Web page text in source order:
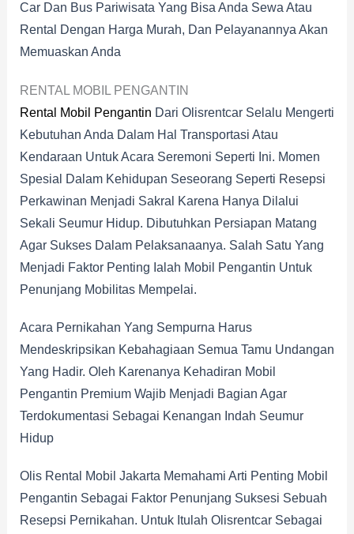
Car Dan Bus Pariwisata Yang Bisa Anda Sewa Atau
Rental Dengan Harga Murah, Dan Pelayanannya Akan
Memuaskan Anda
RENTAL MOBIL PENGANTIN
Rental Mobil Pengantin Dari Olisrentcar Selalu Mengerti
Kebutuhan Anda Dalam Hal Transportasi Atau
Kendaraan Untuk Acara Seremoni Seperti Ini. Momen
Spesial Dalam Kehidupan Seseorang Seperti Resepsi
Perkawinan Menjadi Sakral Karena Hanya Dilalui
Sekali Seumur Hidup. Dibutuhkan Persiapan Matang
Agar Sukses Dalam Pelaksanaanya. Salah Satu Yang
Menjadi Faktor Penting Ialah Mobil Pengantin Untuk
Penunjang Mobilitas Mempelai.
Acara Pernikahan Yang Sempurna Harus
Mendeskripsikan Kebahagiaan Semua Tamu Undangan
Yang Hadir. Oleh Karenanya Kehadiran Mobil
Pengantin Premium Wajib Menjadi Bagian Agar
Terdokumentasi Sebagai Kenangan Indah Seumur
Hidup
Olis Rental Mobil Jakarta Memahami Arti Penting Mobil
Pengantin Sebagai Faktor Penunjang Suksesi Sebuah
Resepsi Pernikahan. Untuk Itulah Olisrentcar Sebagai